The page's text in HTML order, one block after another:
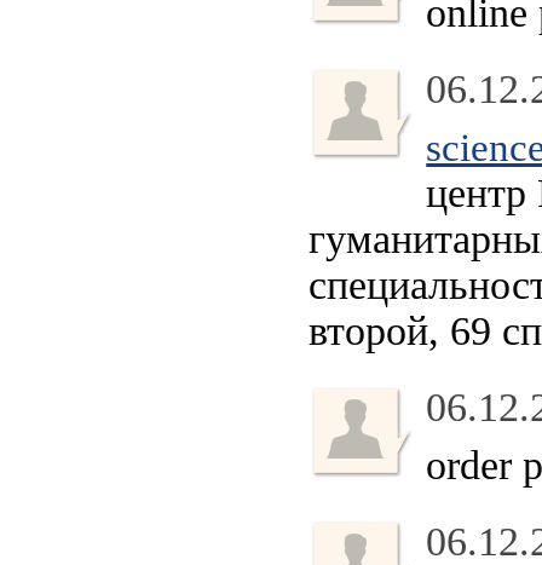
online
центр
второй, 69
order